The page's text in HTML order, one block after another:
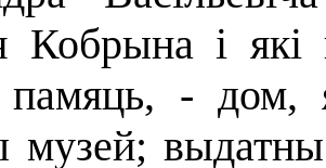
Кобрына і які
- дом,
музей;